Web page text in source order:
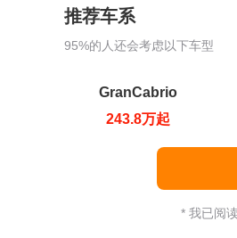
推荐车系
95%的人还会考虑以下车型
GranCabrio
243.8万起
* 我已阅